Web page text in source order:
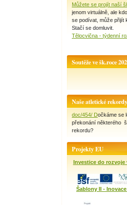
Můžete se projít naší
jenom virtuálně, ale
se podívat, může přijít
Stačí se domluvit.
Tělocvična - týdenní
Soutěže ve šk.roce
Naše atletické rekordy
doc/454/ Dočkáme se
překonání některého
rekordu?
Projekty EU
Investice do rozvoje
Šablony II -